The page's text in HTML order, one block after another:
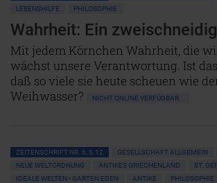
LEBENSHILFE
PHILOSOPHIE
Wahrheit: Ein
Mit jedem Körnchen Wahrheit, die
wächst unsere Verantwortung. Ist
daß so viele sie heute scheuen wie
Weihwasser?
NICHT ONLINE VERFÜGBAR
ZEITENSCHRIFT NR. 6, S.12 GESELLSCHAFT ALLGEMEIN
NEUE WELTORDNUNG
ANTIKES GRIECHENLAND
ST.
IDEALE WELTEN • GARTEN EDEN
ANTIKE PHILOSOPHIE